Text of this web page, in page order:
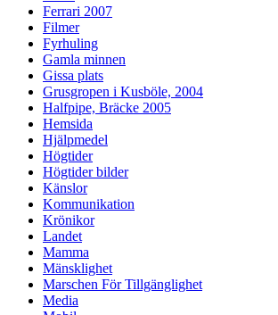
Ferrari 2007
Filmer
Fyrhuling
Gamla minnen
Gissa plats
Grusgropen i Kusböle, 2004
Halfpipe, Bräcke 2005
Hemsida
Hjälpmedel
Högtider
Högtider bilder
Känslor
Kommunikation
Krönikor
Landet
Mamma
Mänsklighet
Marschen För Tillgänglighet
Media